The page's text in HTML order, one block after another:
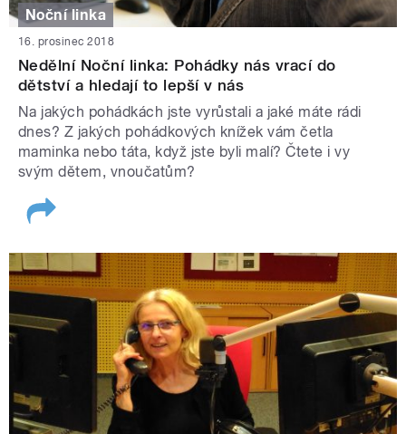
Noční linka
16. prosinec 2018
Nedělní Noční linka: Pohádky nás vrací do
dětství a hledají to lepší v nás
Na jakých pohádkách jste vyrůstali a jaké máte rádi
dnes? Z jakých pohádkových knížek vám četla
maminka nebo táta, když jste byli malí? Čtete i vy
svým dětem, vnoučatům?